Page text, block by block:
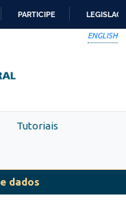
PARTICIPE
ENGLISH
Tutoriais
dados